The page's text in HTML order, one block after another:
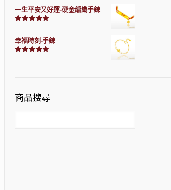
一生平安又好運-硬金編織手鍊
幸福時刻-手鍊
商品搜尋